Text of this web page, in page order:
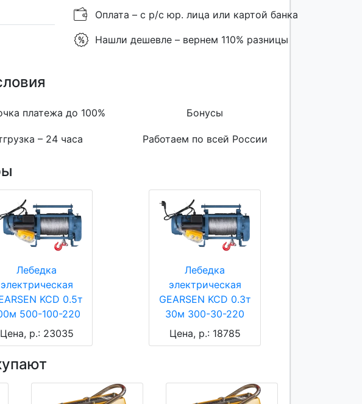
Оплата – с р/с юр. лица или картой банка
Нашли дешевле – вернем 110% разницы
платежа до 100% Бонусы
– 24 часа Работаем по всей России
Лебедка
электрическая
KCD 0.5т
500-100-220
Цена, р.: 23035
Лебедка
электрическая
GEARSEN KCD 0.3т
30м 300-30-220
Цена, р.: 18785